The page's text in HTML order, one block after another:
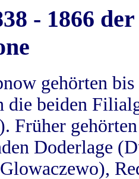
- 1866
gehörten
die beiden
Früher
Doderlage